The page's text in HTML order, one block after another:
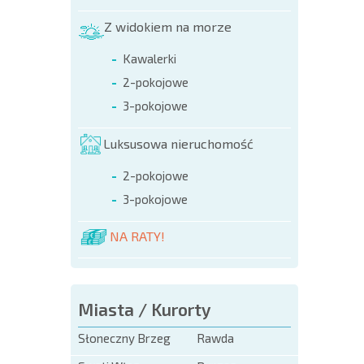
Z widokiem na morze
Kawalerki
2-pokojowe
3-pokojowe
Luksusowa nieruchomość
2-pokojowe
3-pokojowe
NA RATY!
Miasta / Kurorty
Słoneczny Brzeg
Rawda